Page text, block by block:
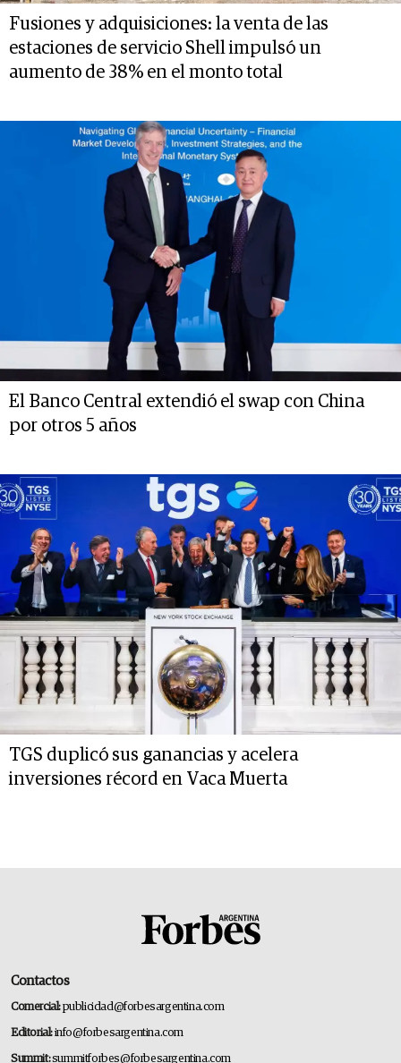
Fusiones y adquisiciones: la venta de las
estaciones de servicio Shell impulsó un
aumento de 38% en el monto total
El Banco Central extendió el swap con China
por otros 5 años
TGS duplicó sus ganancias y acelera
inversiones récord en Vaca Muerta
Contactos
Comercial:publicidad@forbesargentina.com
Editorial:info@forbesargentina.com
Summit:summitforbes@forbesargentina.com